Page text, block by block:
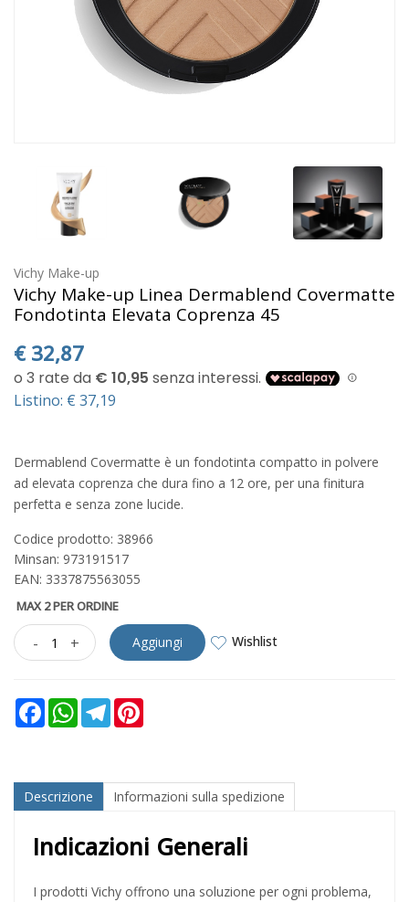
Vichy Make-up
Vichy Make-up Linea Dermablend Covermatte
Fondotinta Elevata Coprenza 45
€ 32,87
Listino: € 37,19
Dermablend Covermatte è un fondotinta compatto in polvere
ad elevata coprenza che dura fino a 12 ore, per una finitura
perfetta e senza zone lucide.
Codice prodotto: 38966
Minsan: 973191517
EAN: 3337875563055
MAX 2 PER ORDINE
- + Aggiungi Wishlist
FacebookWhatsAppTelegram
Descrizione Informazioni sulla spedizione
Indicazioni Generali
I prodotti Vichy offrono una soluzione per ogni problema,